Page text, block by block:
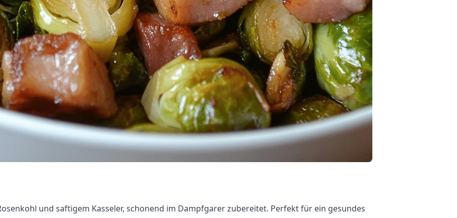
und saftigem Kasseler, schonend im Dampfgarer zubereitet. Perfekt für ein gesundes